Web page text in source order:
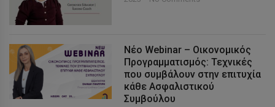
Νέο Webinar – Οικονομικός
Προγραμματισμός: Τεχνικές
που συμβάλουν στην επιτυχία
κάθε Ασφαλιστικού
Συμβούλου